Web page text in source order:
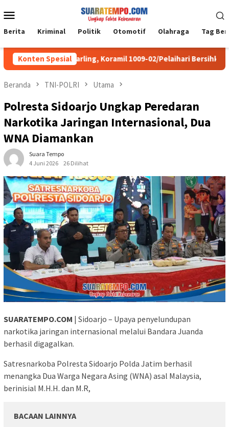
ke
kontenMobile
Berita Kriminal Politik Otomotif Olahraga Tag
Konten Spesial
MPAI My Darling, Koramil 1009-02/Pelaihari Bersihkan Sampah
Beranda TNI-POLRI Utama
Polresta Sidoarjo Ungkap Peredaran
Narkotika Jaringan Internasional, Dua
WNA Diamankan
Suara Tempo
4 Juni 2026
26 Dilihat
SUARATEMPO.COM | Sidoarjo – Upaya penyelundupan
narkotika jaringan internasional melalui Bandara Juanda
berhasil digagalkan.
Satresnarkoba Polresta Sidoarjo Polda Jatim berhasil
menangka Dua Warga Negara Asing (WNA) asal Malaysia,
berinisial M.H.H. dan M.R,
BACAAN LAINNYA